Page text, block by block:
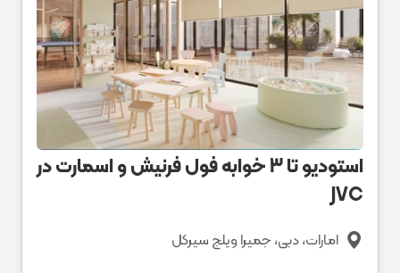
استودیو تا 3 خوابه فول فرنیش و اسمارت در
JVC
امارات، دبی، جمیرا ویلج سیرکل